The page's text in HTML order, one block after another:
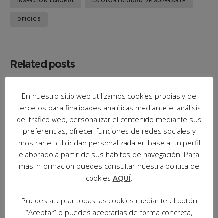
OFICIOS
Related posts
En nuestro sitio web utilizamos cookies propias y de
terceros para finalidades analíticas mediante el análisis
del tráfico web, personalizar el contenido mediante sus
preferencias, ofrecer funciones de redes sociales y
mostrarle publicidad personalizada en base a un perfil
elaborado a partir de sus hábitos de navegación. Para
más información puedes consultar nuestra política de
cookies AQUÍ.
Puedes aceptar todas las cookies mediante el botón
“Aceptar” o puedes aceptarlas de forma concreta,